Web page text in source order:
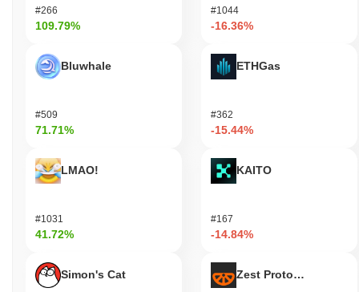
#266
109.79%
Bluwhale
#509
71.71%
LMAO!
#1031
41.72%
Simon's Cat
#1044
-16.36%
ETHGas
#362
-15.44%
KAITO
#167
-14.84%
Zest Protocol